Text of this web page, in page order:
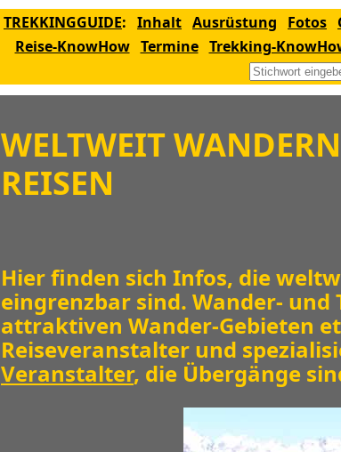
TREKKINGGUIDE: Inhalt Ausrüstung Fotos
Reise-KnowHow Termine Trekking-
WELTWEIT
REISEN
Hier finden sich Infos, die
eingrenzbar sind. Wander-
attraktiven Wander-Gebieten
Reiseveranstalter und
Veranstalter, die Übergänge